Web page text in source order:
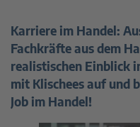
Karriere im Handel:
Fachkräfte aus dem
realistischen Einblick
mit Klischees auf und
Job im Handel!